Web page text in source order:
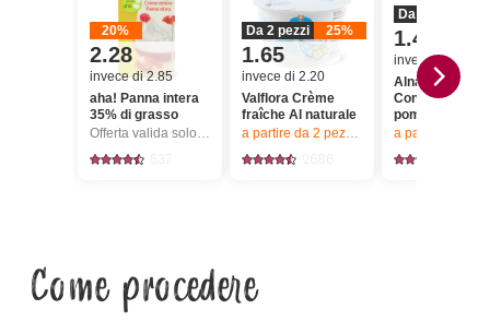
20%
2.28
invece di 2.85
aha! Panna intera
35% di grasso
Offerta valida solo dal 6.8 al 12.8.2026, fino a esaurimento dello stock.
Da 2 pezzi 25%
1.65
invece di 2.20
Valflora Crème
fraîche Al naturale
a partire da 2 pezzi, Offerta valida solo
Da 2 pezzi
1.40
invece di 1.75
Alnatura Bio
Concentrato di
pomodoro
a partire da 2
Come procedere